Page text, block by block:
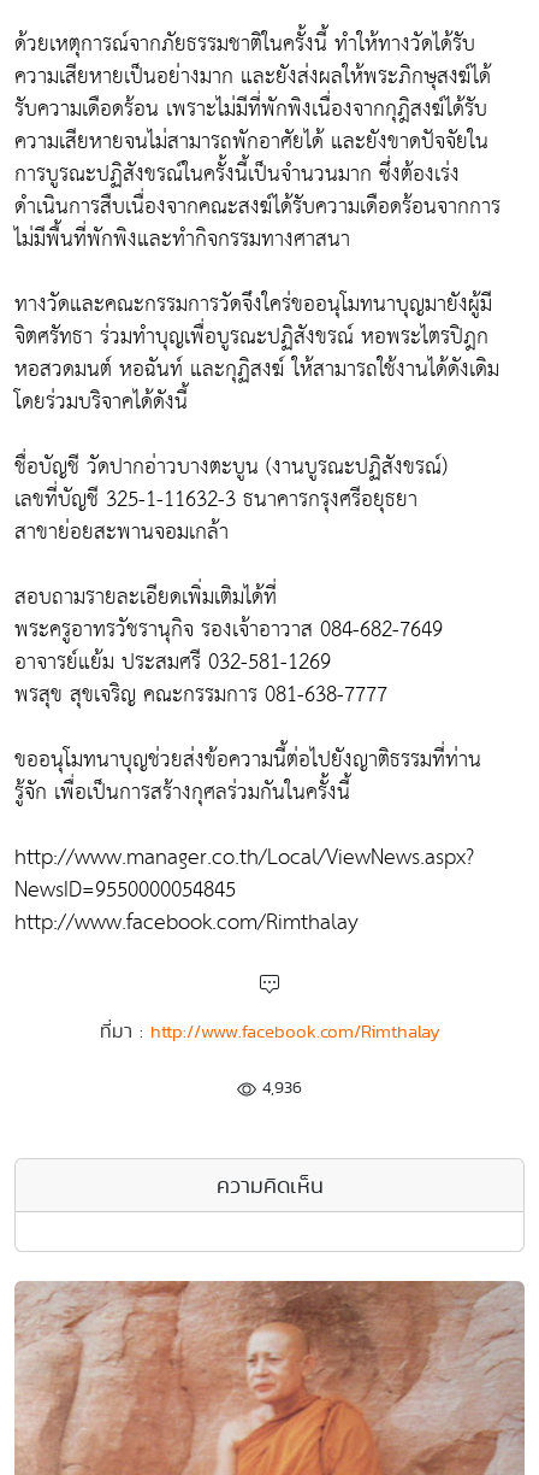
ด้วยเหตุการณ์จากภัยธรรมชาติในครั้งนี้ ทำให้ทางวัดได้รับ
ความเสียหายเป็นอย่างมาก และยังส่งผลให้พระภิกษุสงฆ์ได้
รับความเดือดร้อน เพราะไม่มีที่พักพิงเนื่องจากกุฎิสงฆ์ได้รับ
ความเสียหายจนไม่สามารถพักอาศัยได้ และยังขาดปัจจัยใน
การบูรณะปฏิสังขรณ์ในครั้งนี้เป็นจำนวนมาก ซึ่งต้องเร่ง
ดำเนินการสืบเนื่องจากคณะสงฆ์ได้รับความเดือดร้อนจากการ
ไม่มีพื้นที่พักพิงและทำกิจกรรมทางศาสนา
ทางวัดและคณะกรรมการวัดจึงใคร่ขออนุโมทนาบุญมายังผู้มี
จิตศรัทธา ร่วมทำบุญเพื่อบูรณะปฏิสังขรณ์ หอพระไตรปิฎก
หอสวดมนต์ หอฉันท์ และกุฏิสงฆ์ ให้สามารถใช้งานได้ดังเดิม
โดยร่วมบริจาคได้ดังนี้
ชื่อบัญชี วัดปากอ่าวบางตะบูน (งานบูรณะปฏิสังขรณ์)
เลขที่บัญชี 325-1-11632-3 ธนาคารกรุงศรีอยุธยา
สาขาย่อยสะพานจอมเกล้า
สอบถามรายละเอียดเพิ่มเติมได้ที่
พระครูอาทรวัชรานุกิจ รองเจ้าอาวาส 084-682-7649
อาจารย์แย้ม ประสมศรี 032-581-1269
พรสุข สุขเจริญ คณะกรรมการ 081-638-7777
ขออนุโมทนาบุญช่วยส่งข้อความนี้ต่อไปยังญาติธรรมที่ท่าน
รู้จัก เพื่อเป็นการสร้างกุศลร่วมกันในครั้งนี้
http://www.manager.co.th/Local/ViewNews.aspx?
NewsID=9550000054845
http://www.facebook.com/Rimthalay
ที่มา : http://www.facebook.com/Rimthalay
4,936
ความคิดเห็น